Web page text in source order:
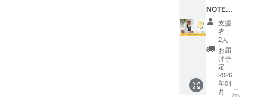
をZoom
で実施
しま
す。 ‐
ワーク
ショッ
プ1回
（1対
1、30分
NOTE（
ハッパ
ノー
ト）＋
現地
ワーク
ショッ
プ体
験 ラ
ンチ付
支援
者：
2人
お届
け予
定：
2026
年01
月
こ